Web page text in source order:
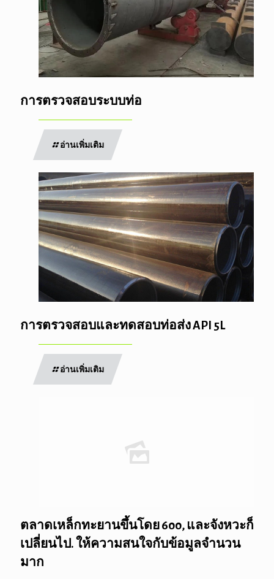
การตรวจสอบระบบท่อ
อ่านเพิ่มเติม
การตรวจสอบและทดสอบท่อส่ง API 5L
อ่านเพิ่มเติม
ตลาดเหล็กทะยานขึ้นโดย 600, และจังหวะก็
เปลี่ยนไป. ให้ความสนใจกับข้อมูลจำนวน
มาก